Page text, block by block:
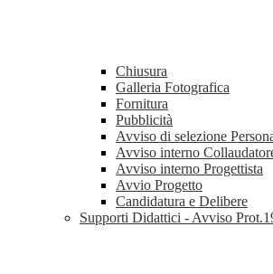
Chiusura
Galleria Fotografica
Fornitura
Pubblicità
Avviso di selezione
Avviso interno
Avviso interno Progettista
Avvio Progetto
Candidatura e Delibere
Supporti Didattici - Avviso